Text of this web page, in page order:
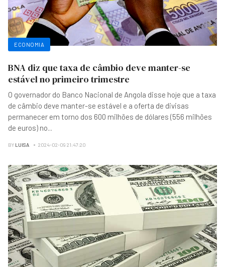
ECONOMIA
BNA diz que taxa de câmbio deve manter-se
estável no primeiro trimestre
O governador do Banco Nacional de Angola disse hoje que a taxa
de câmbio deve manter-se estável e a oferta de divisas
permanecer em torno dos 600 milhões de dólares (556 milhões
de euros) no...
BY LUISA 2024-02-09 21:47:20